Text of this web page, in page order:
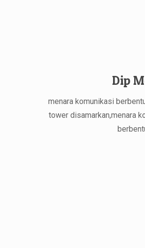
Dip
menara komunikasi
tower disamarkan,menara